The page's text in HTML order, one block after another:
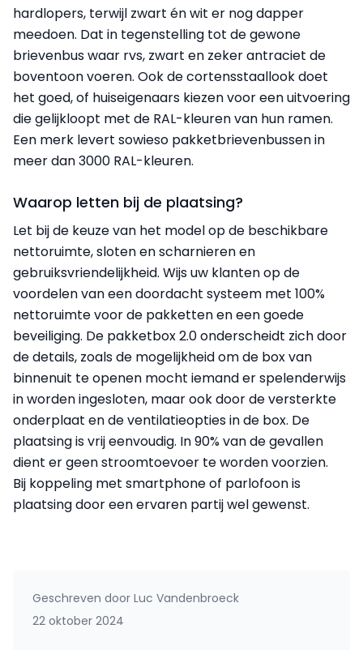
hardlopers, terwijl zwart én wit er nog dapper
meedoen. Dat in tegenstelling tot de gewone
brievenbus waar rvs, zwart en zeker antraciet de
boventoon voeren. Ook de cortensstaallook doet
het goed, of huiseigenaars kiezen voor een uitvoering
die gelijkloopt met de RAL-kleuren van hun ramen.
Een merk levert sowieso pakketbrievenbussen in
meer dan 3000 RAL-kleuren.
Waarop letten bij de plaatsing?
Let bij de keuze van het model op de beschikbare
nettoruimte, sloten en scharnieren en
gebruiksvriendelijkheid. Wijs uw klanten op de
voordelen van een doordacht systeem met 100%
nettoruimte voor de pakketten en een goede
beveiliging. De pakketbox 2.0 onderscheidt zich door
de details, zoals de mogelijkheid om de box van
binnenuit te openen mocht iemand er spelenderwijs
in worden ingesloten, maar ook door de versterkte
onderplaat en de ventilatieopties in de box. De
plaatsing is vrij eenvoudig. In 90% van de gevallen
dient er geen stroomtoevoer te worden voorzien.
Bij koppeling met smartphone of parlofoon is
plaatsing door een ervaren partij wel gewenst.
Geschreven door Luc Vandenbroeck
22 oktober 2024